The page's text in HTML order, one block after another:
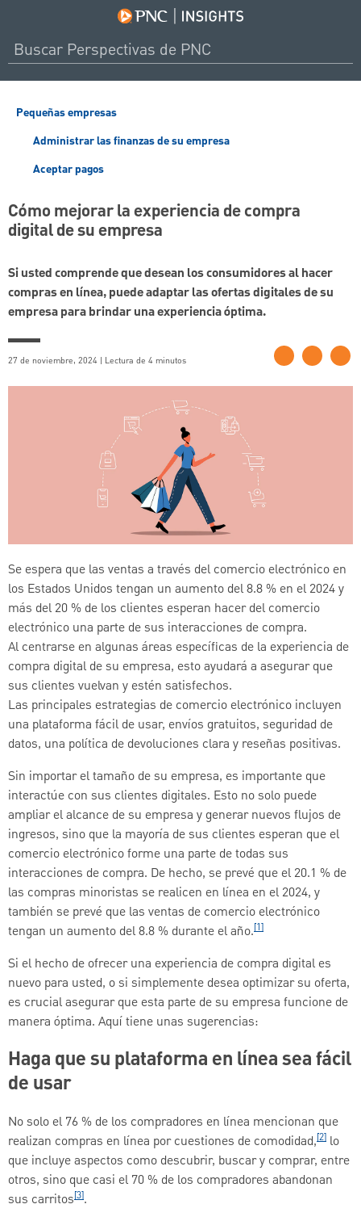
Pequeñas empresas
Administrar las finanzas de su empresa
Aceptar pagos
Cómo mejorar la experiencia de compra
digital de su empresa
Si usted comprende que desean los consumidores al hacer
compras en línea, puede adaptar las ofertas digitales de su
empresa para brindar una experiencia óptima.
27 de noviembre, 2024 | Lectura de 4 minutos
Se espera que las ventas a través del comercio electrónico en
los Estados Unidos tengan un aumento del 8.8 % en el 2024 y
más del 20 % de los clientes esperan hacer del comercio
electrónico una parte de sus interacciones de compra.
Al centrarse en algunas áreas específicas de la experiencia de
compra digital de su empresa, esto ayudará a asegurar que
sus clientes vuelvan y estén satisfechos.
Las principales estrategias de comercio electrónico incluyen
una plataforma fácil de usar, envíos gratuitos, seguridad de
datos, una política de devoluciones clara y reseñas positivas.
Sin importar el tamaño de su empresa, es importante que
interactúe con sus clientes digitales. Esto no solo puede
ampliar el alcance de su empresa y generar nuevos flujos de
ingresos, sino que la mayoría de sus clientes esperan que el
comercio electrónico forme una parte de todas sus
interacciones de compra. De hecho, se prevé que el 20.1 % de
las compras minoristas se realicen en línea en el 2024, y
también se prevé que las ventas de comercio electrónico
tengan un aumento del 8.8 % durante el año.[1]
Si el hecho de ofrecer una experiencia de compra digital es
nuevo para usted, o si simplemente desea optimizar su oferta,
es crucial asegurar que esta parte de su empresa funcione de
manera óptima. Aquí tiene unas sugerencias:
Haga que su plataforma en línea sea fácil
de usar
No solo el 76 % de los compradores en línea mencionan que
realizan compras en línea por cuestiones de comodidad,[2] lo
que incluye aspectos como descubrir, buscar y comprar, entre
otros, sino que casi el 70 % de los compradores abandonan
sus carritos[3].